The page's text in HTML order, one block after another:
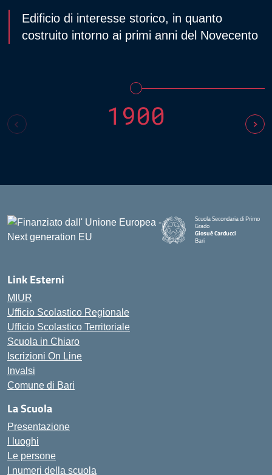
Edificio di interesse storico, in quanto
costruito intorno ai primi anni del Novecento
1900
Scuola Secondaria di Primo
Grado
Giosuè Carducci
Bari
Link Esterni
MIUR
Ufficio Scolastico Regionale
Ufficio Scolastico Territoriale
Scuola in Chiaro
Iscrizioni On Line
Invalsi
Comune di Bari
La Scuola
Presentazione
I luoghi
Le persone
I numeri della scuola